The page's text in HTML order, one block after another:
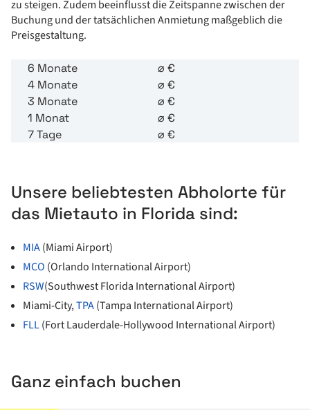
zu steigen. Zudem beeinflusst die Zeitspanne zwischen der
Buchung und der tatsächlichen Anmietung maßgeblich die
Preisgestaltung.
6 Monate ⌀ €
4 Monate
⌀ €
3 Monate
⌀ €
1 Monat
⌀ €
7 Tage
⌀ €
Unsere beliebtesten Abholorte für
das Mietauto in Florida sind:
MIA(Miami Airport)
MCO (Orlando International Airport)
RSW(Southwest Florida International Airport)
Miami-City,TPA(Tampa International Airport)
FLL(Fort Lauderdale-Hollywood International Airport)
Ganz einfach buchen